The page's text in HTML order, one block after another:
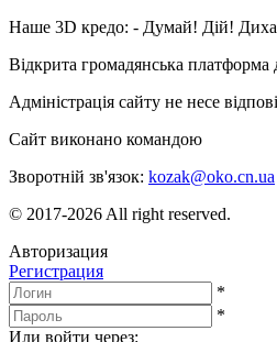
Наше 3D кредо: - Думай! Дій!
Відкрита громадянська
Адміністрація сайту не несе
Сайт виконано командою
Зворотній зв'язок: kozak@oko.cn.ua
© 2017-2026 All right reserved.
Авторизация
Регистрация
*
*
Или войти через: